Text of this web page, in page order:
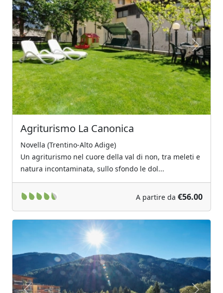
Previous Next
Agriturismo La Canonica
Novella (Trentino-Alto Adige)
Un agriturismo nel cuore della val di non, tra meleti e
natura incontaminata, sullo sfondo le dol...
A partire da €56.00